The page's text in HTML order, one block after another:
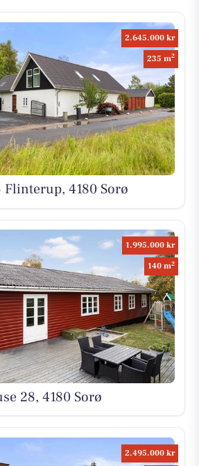
2.645.000 kr
235 m2
4180 Sorø
1.995.000 kr
140 m2
28, 4180 Sorø
2.495.000 kr